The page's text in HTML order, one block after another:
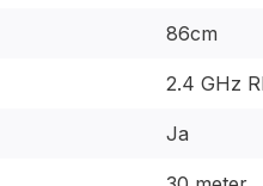
86cm
2.4 GHz
Ja